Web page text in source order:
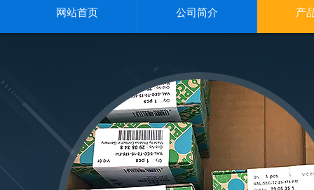
网站首页 公司简介 产